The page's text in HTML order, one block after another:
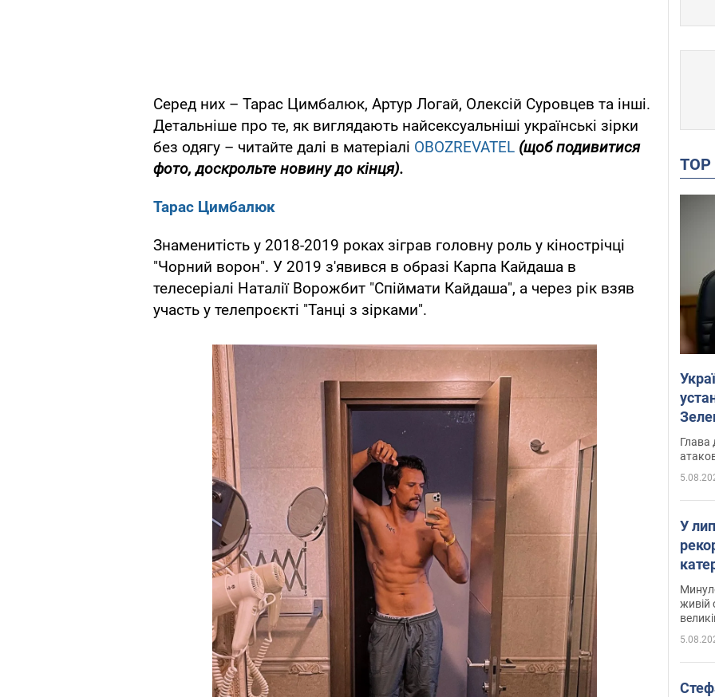
Серед них – Тарас Цимбалюк, Артур Логай, Олексій Суровцев та інші.
Детальніше про те, як виглядають найсексуальніші українські зірки
без одягу – читайте далі в матеріалі OBOZREVATEL (щоб подивитися
фото, доскрольте новину до кінця).
Тарас Цимбалюк
Знаменитість у 2018-2019 роках зіграв головну роль у кінострічці
"Чорний ворон". У 2019 з'явився в образі Карпа Кайдаша в
телесеріалі Наталії Ворожбит "Спіймати Кайдаша", а через рік взяв
участь у телепроєкті "Танці з зірками".
Глава
У
живій